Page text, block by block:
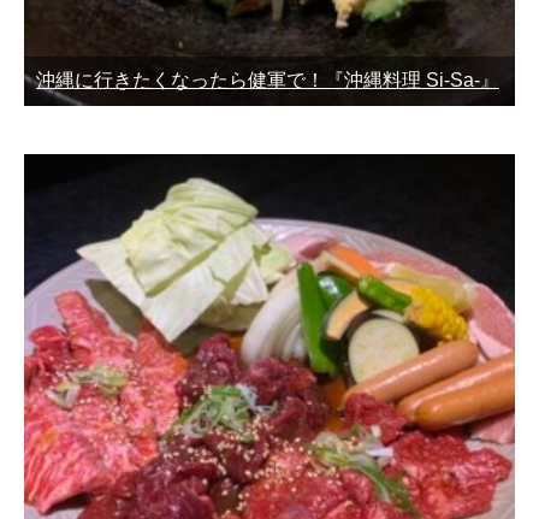
沖縄に行きたくなったら健軍で！『沖縄料理 Si-Sa-』